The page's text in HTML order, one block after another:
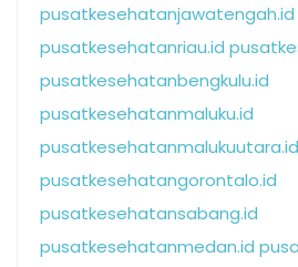
pusatkesehatanjawatengah.id
pusatkesehatanriau.id
pusatkesehatanbengkulu.id
pusatkesehatanmaluku.id
pusatkesehatanmalukuutara.id
pusatkesehatangorontalo.id
pusatkesehatansabang.id
pusatkesehatanmedan.id